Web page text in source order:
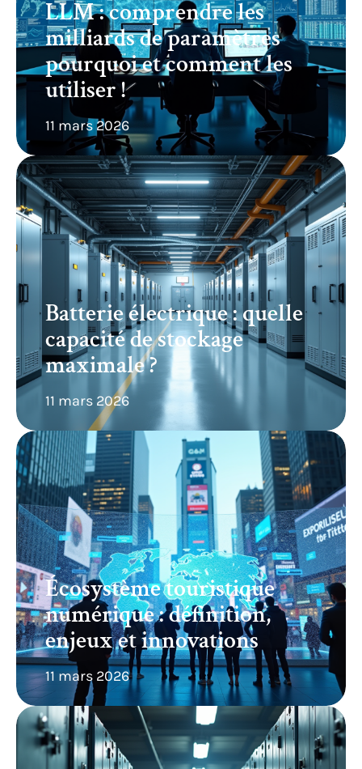
LLM : comprendre les
milliards de paramètres
pourquoi et comment les
utiliser !
11 mars 2026
Batterie électrique : quelle
capacité de stockage
maximale ?
11 mars 2026
Écosystème touristique
numérique : définition,
enjeux et innovations
11 mars 2026